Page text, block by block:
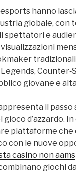
hanno
globale, con
spettatori e
giovane e
il passo
d’azzardo.
piattaforme che
con le nuove
casino non aams
giochi